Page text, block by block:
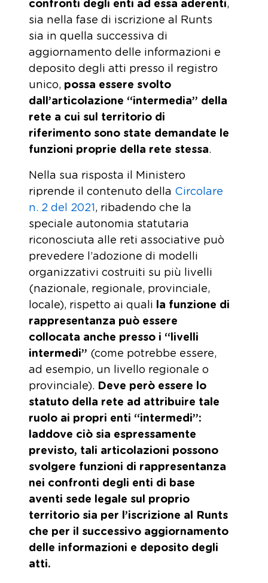
confronti degli enti ad essa aderenti,
sia nella fase di iscrizione al Runts
sia in quella successiva di
aggiornamento delle informazioni e
deposito degli atti presso il registro
unico, possa essere svolto
dall’articolazione “intermedia” della
rete a cui sul territorio di
riferimento sono state demandate le
funzioni proprie della rete stessa.
Nella sua risposta il Ministero
riprende il contenuto della Circolare
n. 2 del 2021, ribadendo che la
speciale autonomia statutaria
riconosciuta alle reti associative può
prevedere l’adozione di modelli
organizzativi costruiti su più livelli
(nazionale, regionale, provinciale,
locale), rispetto ai quali la funzione di
rappresentanza può essere
collocata anche presso i “livelli
intermedi” (come potrebbe essere,
ad esempio, un livello regionale o
provinciale). Deve però essere lo
statuto della rete ad attribuire tale
ruolo ai propri enti “intermedi”:
laddove ciò sia espressamente
previsto, tali articolazioni possono
svolgere funzioni di rappresentanza
nei confronti degli enti di base
aventi sede legale sul proprio
territorio sia per l’iscrizione al Runts
che per il successivo aggiornamento
delle informazioni e deposito degli
atti.